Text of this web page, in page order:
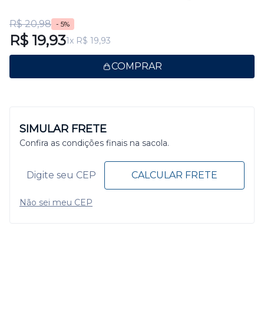
R$ 20,98 - 5%
R$ 19,931x R$ 19,93
COMPRAR
SIMULAR FRETE
Confira as condições finais na sacola.
CALCULAR FRETE
Não sei meu CEP